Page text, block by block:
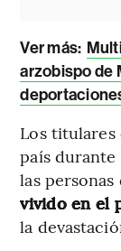
Ver más:
arzobispo de
Los titulares
país durante
las
vivido en el
la